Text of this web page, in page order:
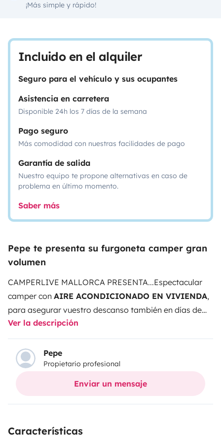
¡Más simple y rápido!
Incluido en el alquiler
Seguro para el vehículo y sus ocupantes
Asistencia en carretera
Disponible 24h los 7 días de la semana
Pago seguro
Más comodidad con nuestras facilidades de pago
Garantía de salida
Nuestro equipo te propone alternativas en caso de
problema en último momento.
Saber más
Pepe te presenta su furgoneta camper gran
volumen
CAMPERLIVE MALLORCA PRESENTA...Espectacular
camper con AIRE ACONDICIONADO EN VIVIENDA,
para asegurar vuestro descanso también en días de
mucho calor!Todo lo necesario para pasar unos días
increíbles en esta maravillosa isla.Amplia cama de
1,35m, salón con asientos giratorios, baño completo
con ducha. Cocina con dos fuegos y pica, amplio
frigorífico con congelador, todo lo necesario para
servicio de recogida y entrega en el aeropuerto por un
también tiene un COSTE ADICIONAL. Hay dos
Ver la descripción
Pepe
Propietario profesional
Enviar un mensaje
Características